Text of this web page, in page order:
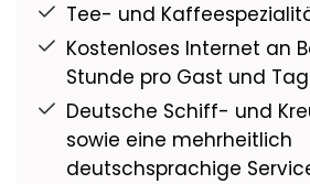
Tee- und
Kostenloses Internet an
Stunde pro Gast und Tag
Deutsche Schiff- und
sowie eine mehrheitlich
deutschsprachige